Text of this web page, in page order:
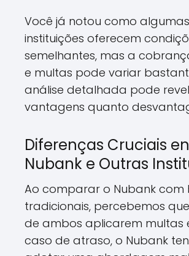
Você já notou como algumas
instituições oferecem
semelhantes, mas a
e multas pode variar
análise detalhada pode
vantagens quanto
Diferenças Cruciais
Nubank e Outras
Ao comparar o Nubank com
tradicionais, percebemos
de ambos aplicarem multas
caso de atraso, o Nubank